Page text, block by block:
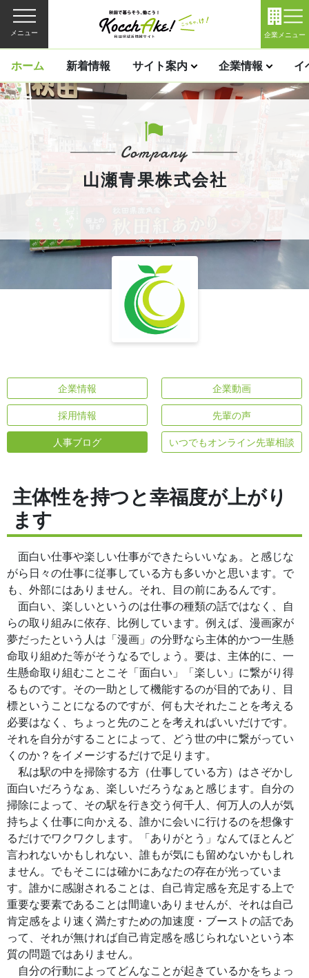
メニュー 企業メニュー
ホーム 新着情報 サイト案内 企業情報 イ
山瀬青果株式会社
企業情報 企業動画
採用情報 先輩の声
人事ブログ いつでもオンライン先輩相談
主体性を持つと幸福度が上がり
ます
面白い仕事や楽しい仕事ができたらいいなぁ。と感じな
がら日々の仕事に従事している方も多いかと思います。で
も、外部にはありません。それ、目の前にあるんです。
面白い、楽しいというのは仕事の種類の話ではなく、自
らの取り組みに依存、比例しています。例えば、漫画家が
夢だったという人は「漫画」の分野なら主体的かつ一生懸
命取り組めた等がそうなるでしょう。要は、主体的に、一
生懸命取り組むことこそ「面白い」「楽しい」に繋がり得
るものです。その一助として機能するのが目的であり、目
標ということになるのですが、何も大それたことを考える
必要はなく、ちょっと先のことを考えればいいだけです。
それを自分がすることによって、どう世の中に繋がってい
くのか？をイメージするだけで足ります。
私は駅の中を掃除する方（仕事している方）はさぞかし
面白いだろうなぁ、楽しいだろうなぁと感じます。自分の
掃除によって、その駅を行き交う何千人、何万人の人が気
持ちよく仕事に向かえる、誰かに会いに行けるのを想像す
るだけでワクワクします。「ありがとう」なんてほとんど
言われないかもしれない、誰もが気にも留めないかもしれ
ません。でもそこには確かにあなたの存在が光っていま
す。誰かに感謝されることは、自己肯定感を充足する上で
重要な要素であることは間違いありませんが、それは自己
肯定感をより速く満たすための加速度・ブーストの話であ
って、それが無ければ自己肯定感を感じられないという本
質の問題ではありません。
自分の行動によってどんなことが起きているかをちょっ